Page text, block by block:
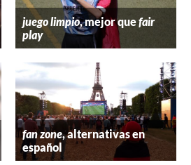
juego limpio, mejor quefair
play
fan zone, alternativas en
español